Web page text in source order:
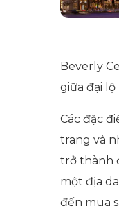
Beverly
giữa đại lộ
Các đặc
trang và
trở thành
một địa
đến mua